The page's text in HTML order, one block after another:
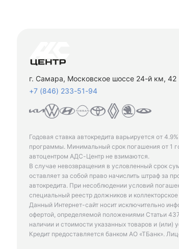
г. Самара, Московское шоссе 24-й км, 42
+7 (846) 233-51-94
Годовая ставка автокредита варьируется от
программы. Минимальный срок погашения от 1
автоцентром АДС-Центр не взимаются.
В случае невозвращения в условленный срок
оставляет за собой право начислить штраф за
автокредита. При несоблюдении условий
специальный реестр должников и
Данный Интернет-сайт носит исключительно
офертой, определяемой положениями Статьи
наличии и стоимости указанных товаров и
Кредит предоставляется банком АО «ТБанк».